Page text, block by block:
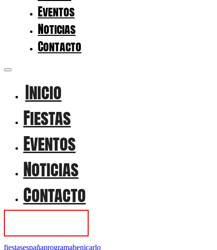
Eventos
Noticias
Contacto
Inicio
Fiestas
Eventos
Noticias
Contacto
fiestasespañaprogramabenicarlo